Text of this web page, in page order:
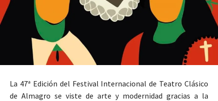
La 47ª Edición del Festival Internacional de Teatro Clásico
de Almagro se viste de arte y modernidad gracias a la